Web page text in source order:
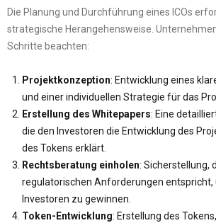
Die Planung und Durchführung eines ICOs
strategische Herangehensweise.
Schritte beachten:
Projektkonzeption: Entwicklung eines
und einer individuellen Strategie für das
Erstellung des Whitepapers: Eine
die den Investoren die Entwicklung des
des Tokens erklärt.
Rechtsberatung einholen: Sicherstellung,
regulatorischen Anforderungen entspricht,
Investoren zu gewinnen.
Token-Entwicklung: Erstellung des